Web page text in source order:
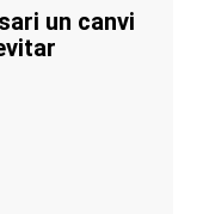
un canvi